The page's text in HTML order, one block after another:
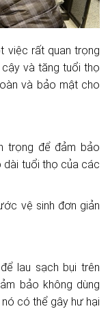
việc rất quan trọng
và tăng tuổi thọ
và bảo mật cho
trọng để đảm bảo
dài tuổi thọ của các
vệ sinh đơn giản
lau sạch bụi trên
bảo không dùng
có thể gây hư hại